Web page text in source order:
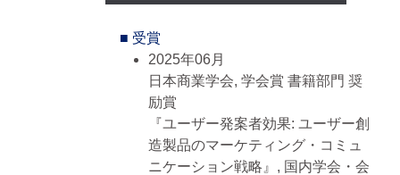
政大学大学院, 経営学研究科（博士
後期課程）
2017年04月 - 2019年03月, 私立 法
政大学大学院, 経営学研究科（修
士）
1999年04月 - 2004年03月, 私立 国
際基督教大学, 教養学部, 教育学専
攻（教養学士）
■ 受賞
2025年06月
日本商業学会, 学会賞 書籍部門 奨
励賞
『ユーザー発案者効果: ユーザー創
造製品のマーケティング・コミュ
ニケーション戦略』, 国内学会・会